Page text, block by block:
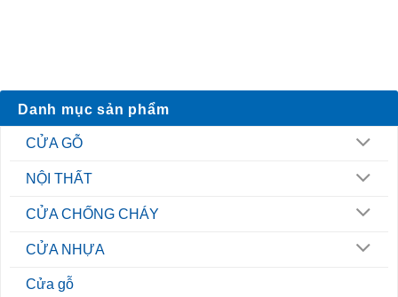
Danh mục sản phẩm
CỬA GỖ
NỘI THẤT
CỬA CHỐNG CHÁY
CỬA NHỰA
Cửa gỗ